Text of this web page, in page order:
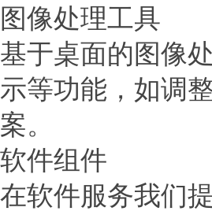
图像处理工具
基于桌面的图像
示等功能，如调
案。
软件组件
在软件服务我们